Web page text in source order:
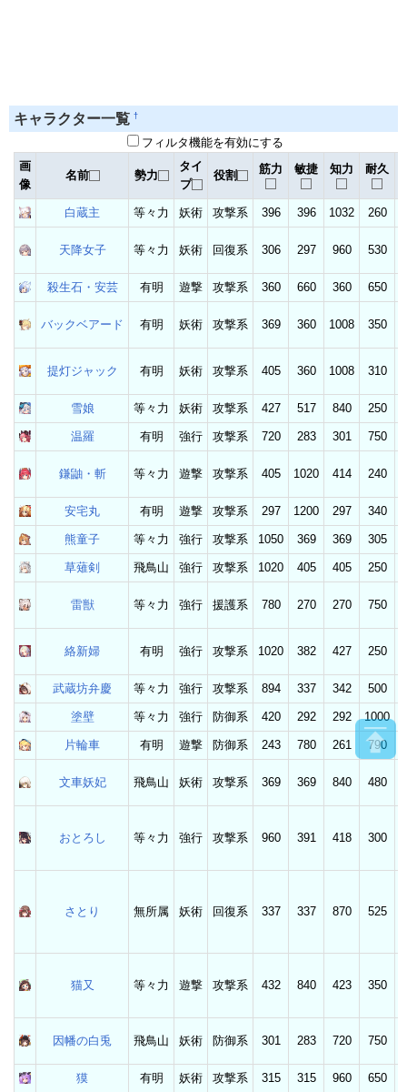
キャラクター一覧 †
フィルタ機能を有効にする
画
像
名前 勢力
タイ
プ
役割 筋力 敏捷 知力 耐久
白蔵主 等々力 妖術 攻撃系 396 396 1032 260
天降女子 等々力 妖術 回復系 306 297 960 530
殺生石・安芸 有明 遊撃 攻撃系 360 660 360 650
バックベアード 有明 妖術 攻撃系 369 360 1008 350
提灯ジャック 有明 妖術 攻撃系 405 360 1008 310
雪娘 等々力 妖術 攻撃系 427 517 840 250
温羅 有明 強行 攻撃系 720 283 301 750
鎌鼬・斬 等々力 遊撃 攻撃系 405 1020 414 240
安宅丸 有明 遊撃 攻撃系 297 1200 297 340
熊童子 等々力 強行 攻撃系 1050 369 369 305
草薙剣 飛鳥山 強行 攻撃系 1020 405 405 250
雷獣 等々力 強行 援護系 780 270 270 750
絡新婦 有明 強行 攻撃系 1020 382 427 250
武蔵坊弁慶 等々力 強行 攻撃系 894 337 342 500
塗壁 等々力 強行 防御系 420 292 292 1000
片輪車 有明 遊撃 防御系 243 780 261 790
文車妖妃 飛鳥山 妖術 攻撃系 369 369 840 480
おとろし 等々力 強行 攻撃系 960 391 418 300
さとり 無所属 妖術 回復系 337 337 870 525
猫又 等々力 遊撃 攻撃系 432 840 423 350
因幡の白兎 飛鳥山 妖術 防御系 301 283 720 750
獏 有明 妖術 攻撃系 315 315 960 650